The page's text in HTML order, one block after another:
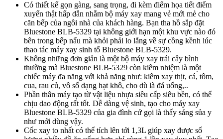
Có thiết kế gọn gàng, sang trọng, đi kèm điểm họa tiết điểm
xuyến thật hấp dẫn nhằm bộ máy xay mang vẻ mới mẻ cho
căn bếp của ngôi nhà của khách hàng. Bạn tha hồ sắp đặt
Bluestone BLB-5329 tại không giới hạn một khu vực nào đó
bên trong bếp nấu mà khỏi phải lo lắng về sự cồng kềnh lúc
thao tác máy xay sinh tố Bluestone BLB-5329.
Không những đơn giản là một bộ máy xay trái cây bình
thường mà Bluestone BLB-5329 còn kiêm nhiệm là một
chiếc máy đa năng với khả năng như: kiêm xay thịt, cá, tôm,
cua, rau củ, vô số dạng hạt khô, cho dù là đá uống,..
Phần thân máy tạo từ vật liệu nhựa siêu cấp siêu bền, có thể
chịu dao động rất tốt. Dễ dàng vệ sinh, tạo cho máy xay
Bluestone BLB-5329 của gia đình cứ gọi là thấy sáng sủa y
như mới dùng vậy.
Cốc xay to nhất có thể tích lên tới 1,3L giúp xay được số